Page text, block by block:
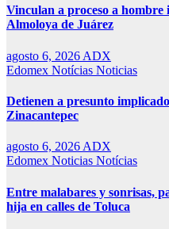
Vinculan a proceso a
Almoloya de Juárez
agosto 6, 2026 ADX
Edomex Notícias Noticias
Detienen a presunto
Zinacantepec
agosto 6, 2026 ADX
Edomex Noticias Notícias
Entre malabares y sonrisas,
hija en calles de Toluca